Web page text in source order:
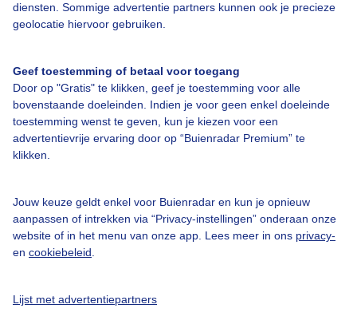
diensten. Sommige advertentie partners kunnen ook je precieze
geolocatie hiervoor gebruiken.
Geef toestemming of betaal voor toegang
Door op "Gratis" te klikken, geef je toestemming voor alle
bovenstaande doeleinden. Indien je voor geen enkel doeleinde
toestemming wenst te geven, kun je kiezen voor een
advertentievrije ervaring door op “Buienradar Premium” te
klikken.
Jouw keuze geldt enkel voor Buienradar en kun je opnieuw
aanpassen of intrekken via “Privacy-instellingen” onderaan onze
website of in het menu van onze app. Lees meer in ons privacy-
en cookiebeleid
Lijst met advertentiepartners
Bedrijfsgegevens
Contact
Toegankelijkheid
Gebruikersvoorwaarden
Adverteren
Privacy beleid
Cookie beleid